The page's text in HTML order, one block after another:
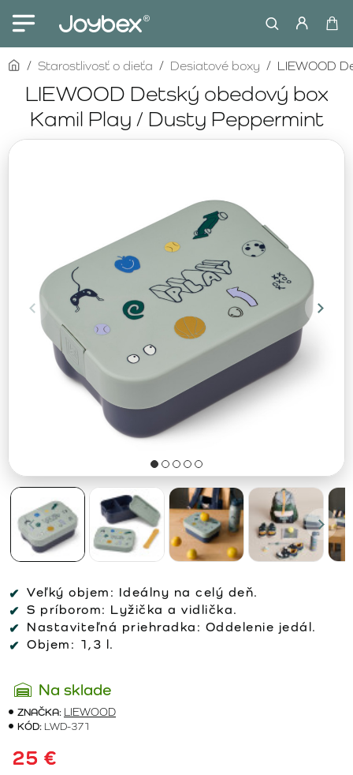
LIEWOOD Detský obedový box
Kamil Play / Dusty Peppermint
homeStarostlivosť o dieťa Desiatové boxy LIEWOOD
Veľký objem: Ideálny na celý deň.
S príborom: Lyžička a vidlička.
Nastaviteľná priehradka: Oddelenie jedál.
Objem: 1,3 l.
Na sklade
ZNAČKA: LIEWOOD
KÓD: LWD-371
25 €